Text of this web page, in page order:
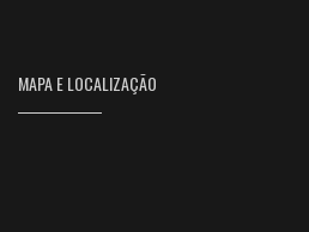
MAPA E LOCALIZAÇÃO